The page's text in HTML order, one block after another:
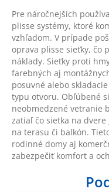
Pre náročnejších
plisse systémy, ktoré
vzhľadom. V prípade
oprava plisse sieťky, čo
náklady. Sieťky proti
farebných aj
posuvné alebo
typu otvoru. Obľúbené
neobmedzené vetranie
zatiaľ čo sietka na
na terasu či balkón.
rodinné domy aj
zabezpečiť komfort a